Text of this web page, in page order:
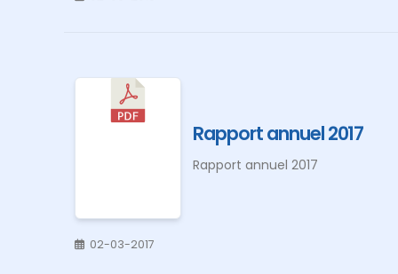
Rapport annuel 2017
Rapport annuel 2017
02-03-2017